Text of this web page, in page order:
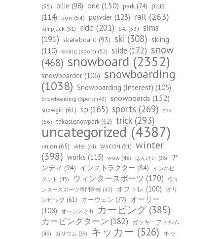
(55)
ollie (98) one (150) park (74) plus
(114)
pow (54) powder (123) rail (263)
rampjack (51) ride (201) SAJ (53) sims
(191) skateboard (93) ski (308) skiing
(110)
skiing (sport) (52) slide (172) snow
(468) snowboard (2352)
snowboarder (106) snowboarding
(1038) Snowboarding (Interest) (105)
Snowboarding (Sport) (43) snowboards (152)
snowgirl (61) sp (165) sports (269)
spy
(56) takasusnowpark (62) trick (293)
uncategorized (4387)
union (65) video (41) WACON (51) winter
(398) works (115) wow (48) ばんけい (38)
ア
ンディ (94) インストラクター (84)
インハビ
タント (43) ウィンタースポーツ (170)
ウィ
ンタースポーツ専門学校 (47) オフトレ (100)
オリ
ンピック (61) オーウェン (77) オーリー
(108)
オーンズ (41) カービング (385)
カービングターン (182)
ガッキーフィルム
(49)
ガリウム (39) キッカー (526) キッ